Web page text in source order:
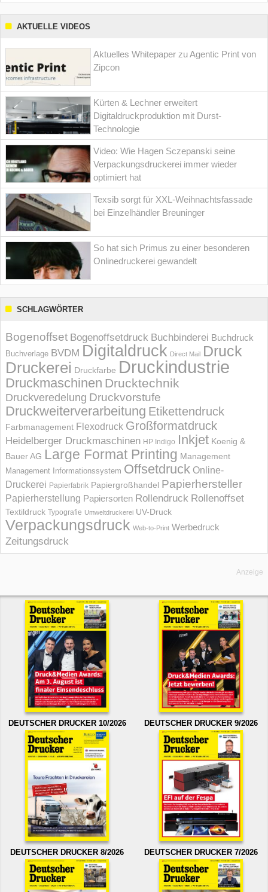
AKTUELLE VIDEOS
Aktuelles Whitepaper zu Agentic Print von
Zipcon
Kürten & Lechner erweitert
Digitaldruckproduktion mit Durst-
Technologie
Video: Wie Hagen Sczepanski seine
Verpackungsdruckerei immer wieder
optimiert hat
Texsib sorgt für XXL-Weihnachtsfassade
bei Einzelhändler Breuninger
So hat sich Primus zu einer besonderen
Onlinedruckerei gewandelt
SCHLAGWÖRTER
Bogenoffset Bogenoffsetdruck Buchbinderei Buchdruck
Buchverlage BVDM Digitaldruck Direct Mail Druck
Druckerei Druckfarbe Druckindustrie
Druckmaschinen Drucktechnik
Druckveredelung Druckvorstufe
Druckweiterverarbeitung Etikettendruck
Farbmanagement Flexodruck Großformatdruck
Heidelberger Druckmaschinen HP Indigo Inkjet Koenig &
Bauer AG Large Format Printing Management
Management Informations­system Offsetdruck Online-
Druckerei Papierfabrik Papiergroßhandel Papierhersteller
Papierherstellung Papiersorten Rollendruck Rollenoffset
Textildruck Typografie Umweltdruckerei UV-Druck
Verpackungsdruck Web-to-Print Werbedruck
Zeitungsdruck
Anzeige
DEUTSCHER DRUCKER 10/2026 DEUTSCHER DRUCKER 9/2026
DEUTSCHER DRUCKER 8/2026 DEUTSCHER DRUCKER 7/2026